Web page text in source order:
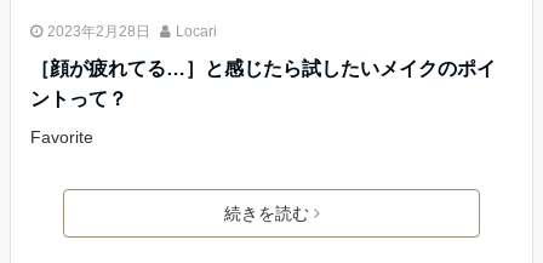
2023年2月28日 Locari
［顔が疲れてる…］と感じたら試したいメイクのポイ
ントって？
Favorite
続きを読む